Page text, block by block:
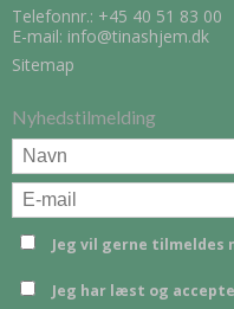
Telefonnr.: +45 40 51 83 00
E-mail: info@tinashjem.dk
Sitemap
Nyhedstilmelding
Jeg vil gerne tilmeldes
Jeg har læst og